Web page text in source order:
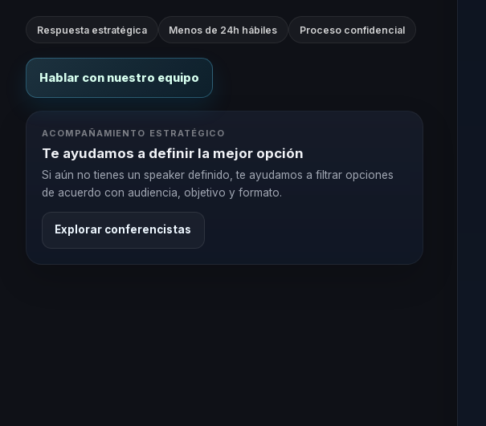
Respuesta estratégica Menos de 24h hábiles Proceso confidencial
Hablar con nuestro equipo
ACOMPAÑAMIENTO ESTRATÉGICO
Te ayudamos a definir la mejor opción
Si aún no tienes un speaker definido, te ayudamos a filtrar opciones
de acuerdo con audiencia, objetivo y formato.
Explorar conferencistas